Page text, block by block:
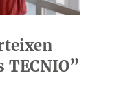
TECNIO”